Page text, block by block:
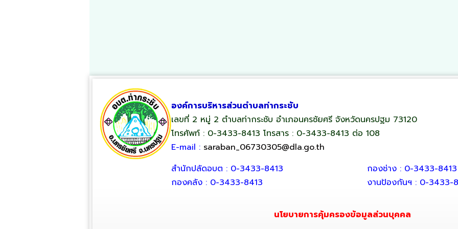
องค์การบริหารส่วนตำบลท่ากระชับ
เลขที่ 2 หมู่ 2 ตำบลท่ากระชับ อำเภอนครชัยศรี จังหวัดนครปฐม 73120
โทรศัพท์ : 0-3433-8413 โทรสาร : 0-3433-8413 ต่อ 108
E-mail : saraban_06730305@dla.go.th
สำนักปลัดอบต : 0-3433-8413
กองคลัง : 0-3433-8413
กองช่าง : 0-3433-8413
งานป้องกันฯ : 0-3433-
นโยบายการคุ้มครองข้อมูลส่วนบุคคล